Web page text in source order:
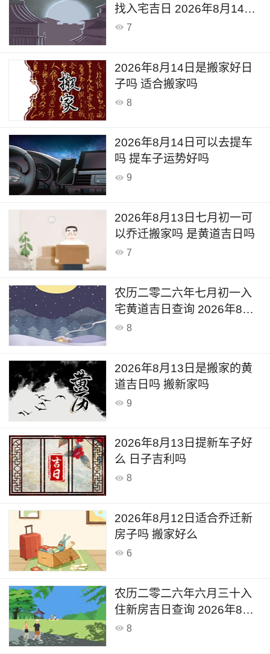
找入宅吉日 2026年8月14日
今天是搬家入宅吉日吗
7
2026年8月14日是搬家好日
子吗 适合搬家吗
8
2026年8月14日可以去提车
吗 提车子运势好吗
9
2026年8月13日七月初一可
以乔迁搬家吗 是黄道吉日吗
7
农历二零二六年七月初一入
宅黄道吉日查询 2026年8月
13日这一天入宅新居好不好
8
2026年8月13日是搬家的黄
道吉日吗 搬新家吗
9
2026年8月13日提新车子好
么 日子吉利吗
8
2026年8月12日适合乔迁新
房子吗 搬家好么
6
农历二零二六年六月三十入
住新房吉日查询 2026年8月
12日今天是入宅新居的日子
8